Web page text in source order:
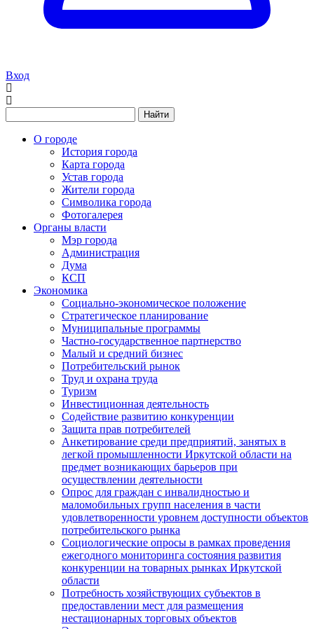
Вход
Найти
О городе
История города
Карта города
Устав города
Жители города
Символика города
Фотогалерея
Органы власти
Мэр города
Администрация
Дума
КСП
Экономика
Социально-экономическое положение
Стратегическое планирование
Муниципальные программы
Частно-государственное партнерство
Малый и средний бизнес
Потребительский рынок
Труд и охрана труда
Туризм
Инвестиционная деятельность
Содействие развитию конкуренции
Защита прав потребителей
Анкетирование среди предприятий, занятых в
легкой промышленности Иркутской области на
предмет возникающих барьеров при
осуществлении деятельности
Опрос для граждан с инвалидностью и
маломобильных групп населения в части
удовлетворенности уровнем доступности объектов
потребительского рынка
Социологические опросы в рамках проведения
ежегодного мониторинга состояния развития
конкуренции на товарных рынках Иркутской
области
Потребность хозяйствующих субъектов в
предоставлении мест для размещения
нестационарных торговых объектов